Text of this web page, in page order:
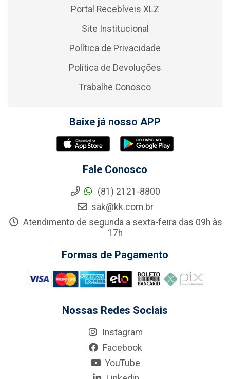
Portal Recebíveis XLZ
Site Institucional
Política de Privacidade
Política de Devoluções
Trabalhe Conosco
Baixe já nosso APP
Fale Conosco
(81) 2121-8800
sak@kk.com.br
Atendimento de segunda a sexta-feira das 09h às
17h
Formas de Pagamento
Nossas Redes Sociais
Instagram
Facebook
YouTube